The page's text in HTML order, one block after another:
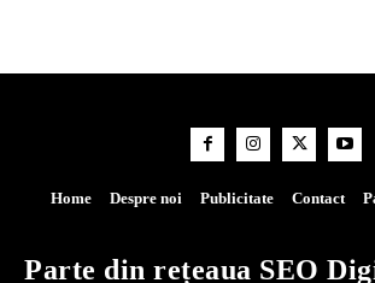
Home Despre noi Publicitate Contact
Parte din rețeaua SEO